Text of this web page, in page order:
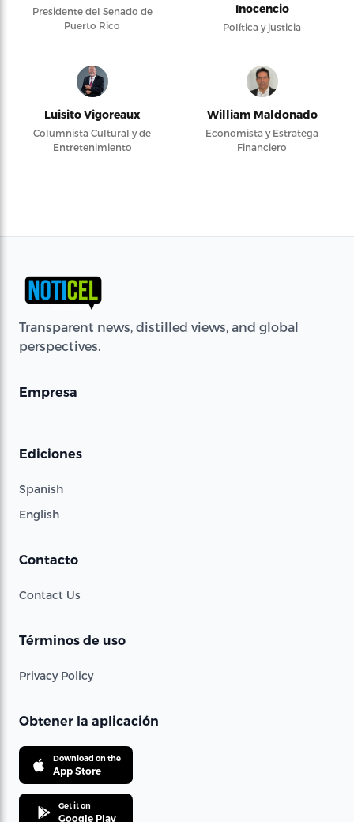
Presidente del Senado de
Puerto Rico
Inocencio
Política y justicia
Luisito Vigoreaux
Columnista Cultural y de
Entretenimiento
William Maldonado
Economista y Estratega
Financiero
Transparent news, distilled views, and global
perspectives.
Empresa
Ediciones
Spanish
English
Contacto
Contact Us
Términos de uso
Privacy Policy
Obtener la aplicación
Download on the
App Store
Get it on
Google Play